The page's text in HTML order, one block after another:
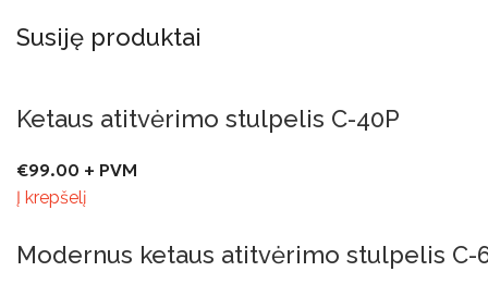
Susiję produktai
Ketaus atitvėrimo stulpelis C-40P
€99.00 + PVM
Į krepšelį
Modernus ketaus atitvėrimo stulpelis C-